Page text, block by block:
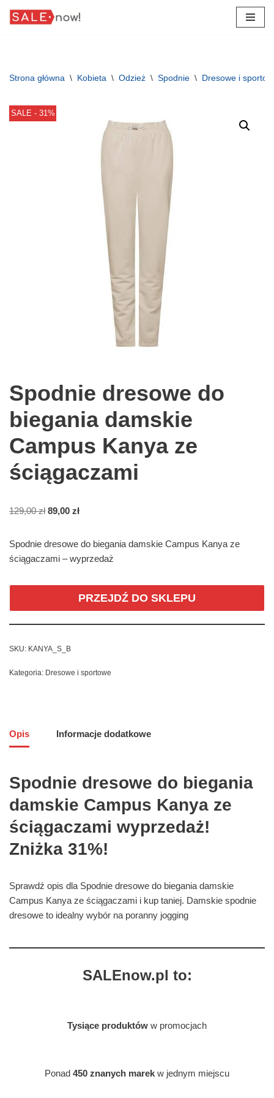
Strona główna \ Kobieta \ Odzież \ Spodnie \ Dresowe i
SALE - 31%
Spodnie dresowe do
biegania damskie
Campus Kanya ze
ściągaczami
129,00zł 89,00 zł
Spodnie dresowe do biegania damskie Campus Kanya ze
ściągaczami – wyprzedaż
PRZEJDŹ DO SKLEPU
SKU: KANYA_S_B
Kategoria: Dresowe i sportowe
Opis Informacje dodatkowe
Spodnie dresowe do biegania
damskie Campus Kanya ze
ściągaczami wyprzedaż!
Zniżka 31%!
Sprawdź opis dla Spodnie dresowe do biegania damskie
Campus Kanya ze ściągaczami i kup taniej. Damskie spodnie
dresowe to idealny wybór na poranny jogging
SALEnow.pl to:
Tysiące produktów w promocjach
Ponad 450 znanych marek w jednym miejscu